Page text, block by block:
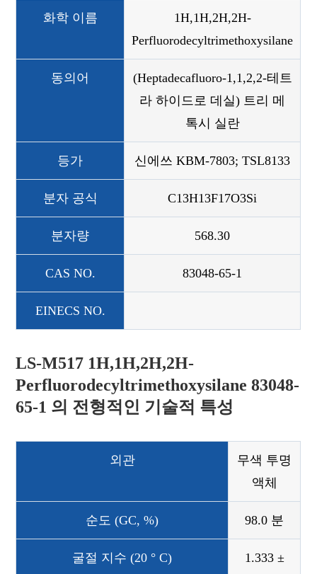
화학 이름
1H,1H,2H,2H-
Perfluorodecyltrimethoxysilane
동의어
(Heptadecafluoro-1,1,2,2-테트
라 하이드로 데실) 트리 메
톡시 실란
등가 신에쓰 KBM-7803; TSL8133
분자 공식 C13H13F17O3Si
분자량 568.30
CAS NO. 83048-65-1
EINECS NO.
LS-M517 1H,1H,2H,2H-
Perfluorodecyltrimethoxysilane 83048-
65-1 의 전형적인 기술적 특성
외관
무색 투명
액체
순도 (GC, %) 98.0 분
굴절 지수 (20 ° C)
1.333 ±